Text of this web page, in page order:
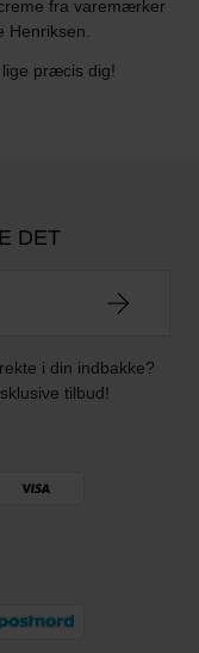
fra varemærker
Henriksen.
præcis dig!
DET
i din indbakke?
tilbud!